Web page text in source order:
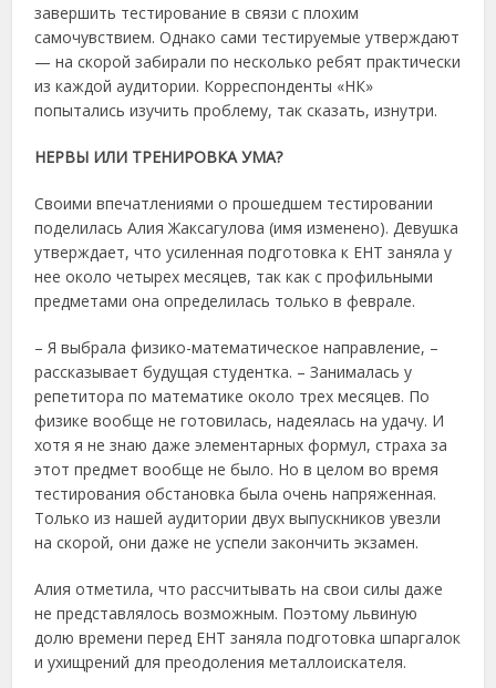
завершить тестирование в связи с плохим
самочувствием. Однако сами тестируемые утверждают
— на скорой забирали по несколько ребят практически
из каждой аудитории. Корреспонденты «НК»
попытались изучить проблему, так сказать, изнутри.
НЕРВЫ ИЛИ ТРЕНИРОВКА УМА?
Своими впечатлениями о прошедшем тестировании
поделилась Алия Жаксагулова (имя изменено). Девушка
утверждает, что усиленная подготовка к ЕНТ заняла у
нее около четырех месяцев, так как с профильными
предметами она определилась только в феврале.
– Я выбрала физико-математическое направление, –
рассказывает будущая студентка. – Занималась у
репетитора по математике около трех месяцев. По
физике вообще не готовилась, надеялась на удачу. И
хотя я не знаю даже элементарных формул, страха за
этот предмет вообще не было. Но в целом во время
тестирования обстановка была очень напряженная.
Только из нашей аудитории двух выпускников увезли
на скорой, они даже не успели закончить экзамен.
Алия отметила, что рассчитывать на свои силы даже
не представлялось возможным. Поэтому львиную
долю времени перед ЕНТ заняла подготовка шпаргалок
и ухищрений для преодоления металлоискателя.